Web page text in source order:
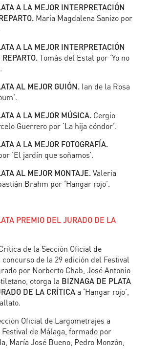
A LA MEJOR INTERPRETACIÓN
María Magdalena Sanizo por
A LA MEJOR INTERPRETACIÓN
Tomás del Estal por ‘Yo no
AL MEJOR GUIÓN. Ian de la Rosa
A LA MEJOR MÚSICA. Cergio
Guerrero por ‘La hija cóndor’.
A LA MEJOR FOTOGRAFÍA.
‘El jardín que soñamos’.
AL MEJOR MONTAJE.Valeria
Brahm por ‘Hangar rojo’.
PREMIO DEL JURADO DE LA
de la Sección Oficial de
de la 29 edición del Festival
por Norberto Chab, José Antonio
otorga la BIZNAGA DE PLATA
DE LA CRÍTICAa ‘Hangar rojo’,
Oficial de Largometrajes a
de Málaga, formado por
María José Bueno, Pedro Monzón,